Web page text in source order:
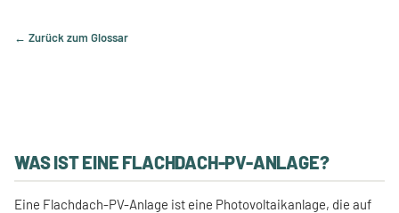
← Zurück zum Glossar
WAS IST EINE FLACHDACH-PV-ANLAGE?
Eine Flachdach-PV-Anlage ist eine Photovoltaikanlage, die auf